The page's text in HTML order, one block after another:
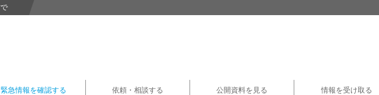
緊急情報を確認する 依頼・相談する 公開資料を見る 情報を受け取る